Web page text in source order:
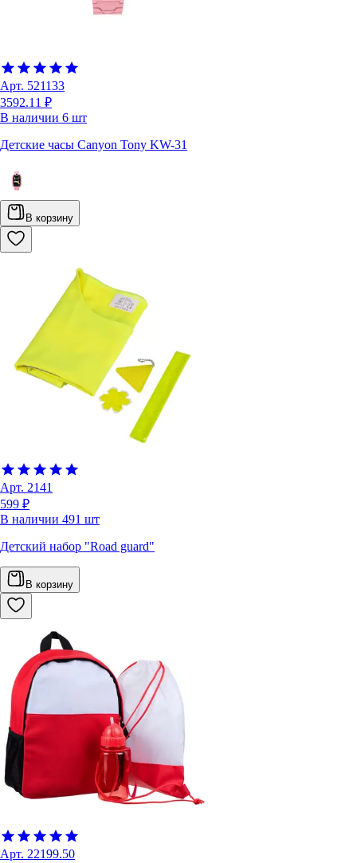
Арт. 521133
3592.11 ₽
В наличии 6 шт
Детские часы Canyon Tony KW-31
В корзину
Арт. 2141
599 ₽
В наличии 491 шт
Детский набор "Road guard"
В корзину
Арт. 22199.50